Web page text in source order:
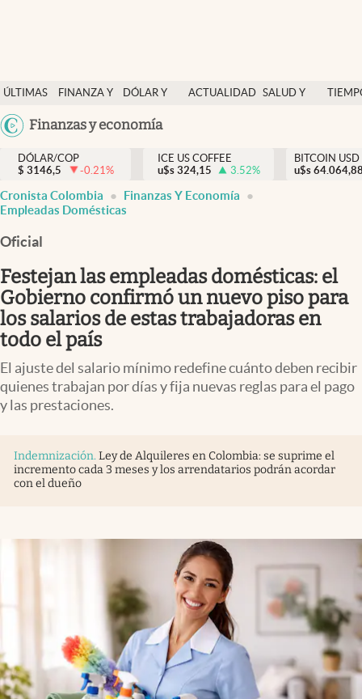
ÚLTIMAS
NOTICIAS
FINANZA Y
DÓLAR Y
ACTUALIDAD SALUD Y
México
Finanzas y economía
Salud y nutrición
Vida espiritual
Actualidad
Dólar y mercados
Curiosidades
Colombia
DÓLAR/COP
$ 3146,5 -0.21%
ICE US COFFEE
u$s 324,15 3.52%
BITCOIN USD
u$s
Cronista Colombia
Finanzas Y Economía
Empleadas Domésticas
Oficial
Festejan las empleadas domésticas: el
Gobierno confirmó un nuevo piso para
los salarios de estas trabajadoras en
todo el país
El ajuste del salario mínimo redefine cuánto deben recibir
quienes trabajan por días y fija nuevas reglas para el pago
y las prestaciones.
Indemnización. Ley de Alquileres en Colombia: se suprime el
incremento cada 3 meses y los arrendatarios podrán acordar
con el dueño